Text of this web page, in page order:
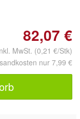
82,07 €
MwSt. (0,21 €/Stk)
nur 7,99 €